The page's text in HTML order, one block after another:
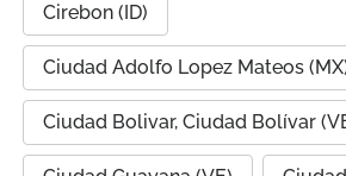
Cirebon (ID)
Ciudad Adolfo Lopez Mateos
Ciudad Bolivar, Ciudad Bolívar